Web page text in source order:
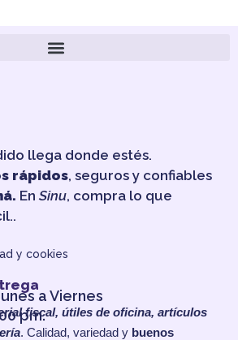
llega donde estés.
rápidos, seguros y confiables
En Sinu, compra lo que
y cookies
a Viernes
pm.
fiscal, útiles de oficina, artículos
. Calidad, variedad y buenos